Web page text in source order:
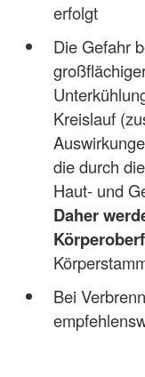
erfolgt
Die Gefahr
Kreislauf
die durch
Haut- und
Daher
Bei